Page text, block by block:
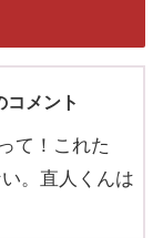
コメント
て！これた
。直人くんは